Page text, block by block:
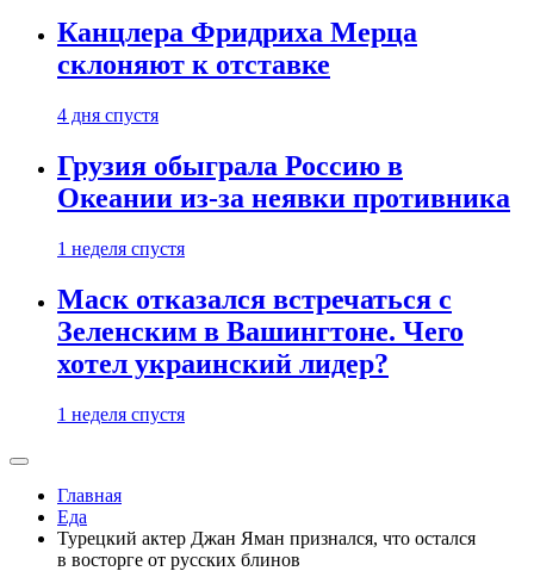
Канцлера Фридриха Мерца
склоняют к отставке
4 дня спустя
Грузия обыграла Россию в
Океании из-за неявки противника
1 неделя спустя
Маск отказался встречаться с
Зеленским в Вашингтоне. Чего
хотел украинский лидер?
1 неделя спустя
Главная
Еда
Турецкий актер Джан Яман признался, что остался
в восторге от русских блинов